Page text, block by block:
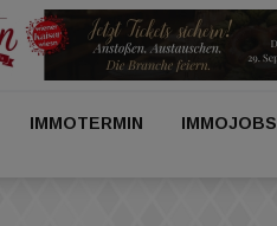
IMMOTERMIN IMMOJOBS